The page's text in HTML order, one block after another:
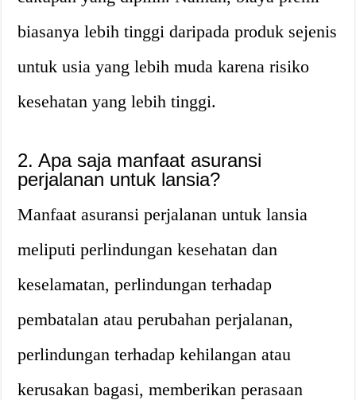
biasanya lebih tinggi daripada produk sejenis
untuk usia yang lebih muda karena risiko
kesehatan yang lebih tinggi.
2. Apa saja manfaat asuransi
perjalanan untuk lansia?
Manfaat asuransi perjalanan untuk lansia
meliputi perlindungan kesehatan dan
keselamatan, perlindungan terhadap
pembatalan atau perubahan perjalanan,
perlindungan terhadap kehilangan atau
kerusakan bagasi, memberikan perasaan